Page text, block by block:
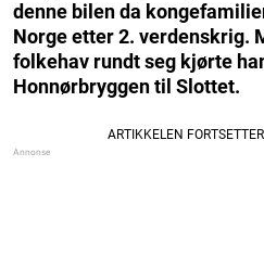
denne bilen da
Norge etter 2. verdenskrig.
folkehav rundt seg kjørte
Honnørbryggen til Slottet.